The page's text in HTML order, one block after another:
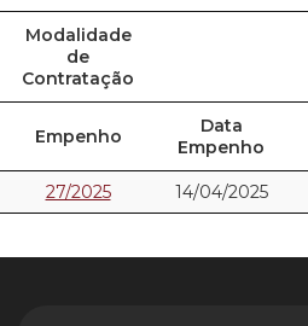
Modalidade
de
Contratação
Empenho
Data
Empenho
27/2025 14/04/2025